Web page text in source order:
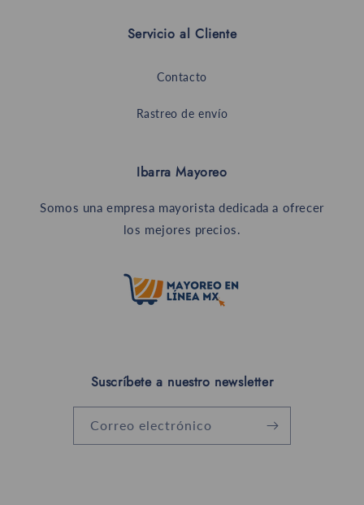
Servicio al Cliente
Contacto
Rastreo de envío
Ibarra Mayoreo
Somos una empresa mayorista dedicada a ofrecer
los mejores precios.
Suscríbete a nuestro newsletter
Correo electrónico